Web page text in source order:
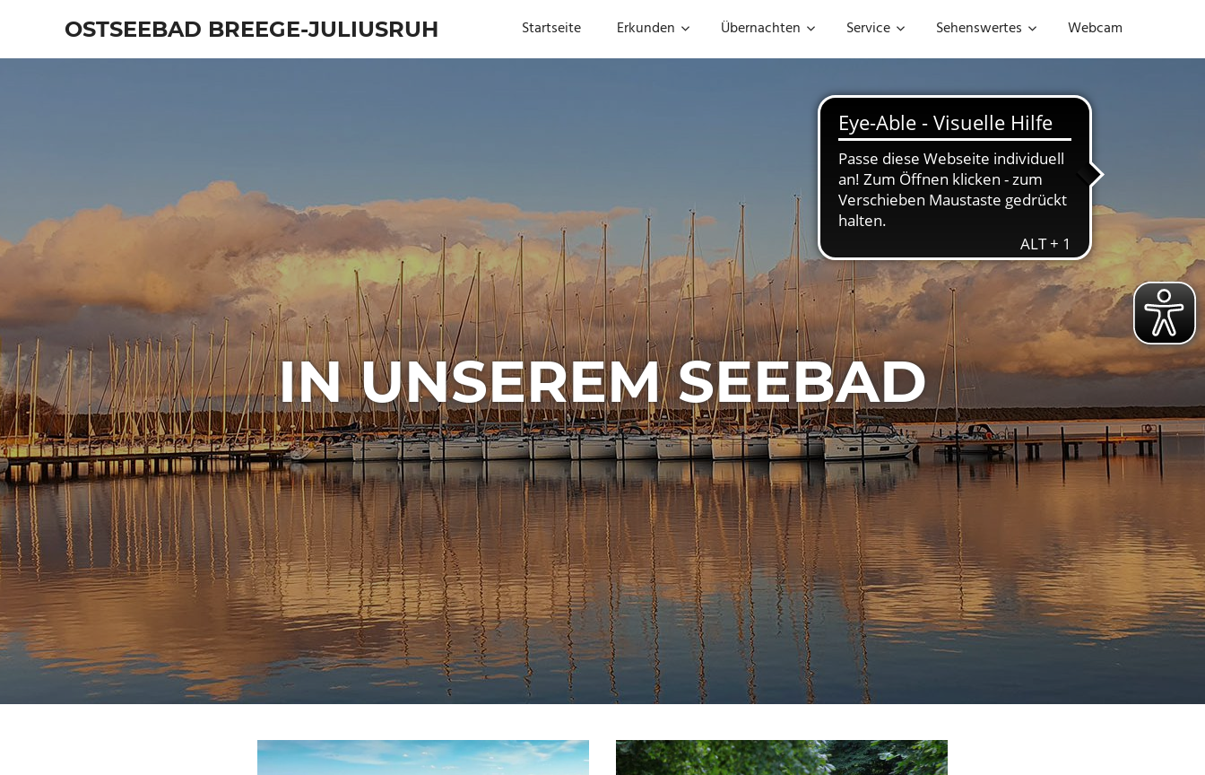
springen
OSTSEEBAD BREEGE-JULIUSRUH Startseite Erkunden Übernachten Service Sehenswertes Webcam
IN UNSEREM SEEBAD